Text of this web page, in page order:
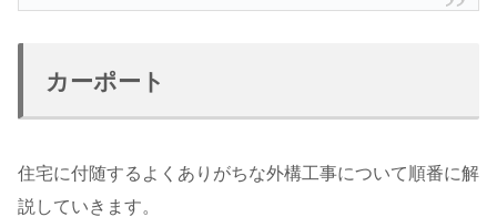
カーポート
住宅に付随するよくありがちな外構工事について順番に解
説していきます。